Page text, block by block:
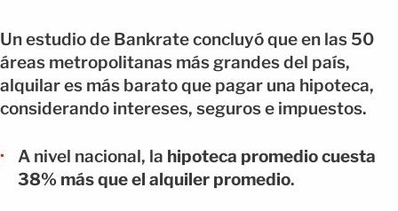
Un estudio de Bankrate concluyó que en las 50
áreas metropolitanas más grandes del país,
alquilar es más barato que pagar una hipoteca,
considerando intereses, seguros e impuestos.
A nivel nacional, la hipoteca promedio cuesta
38% más que el alquiler promedio.